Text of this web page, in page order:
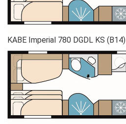
KABE Imperial 780 DGDL KS (B14)